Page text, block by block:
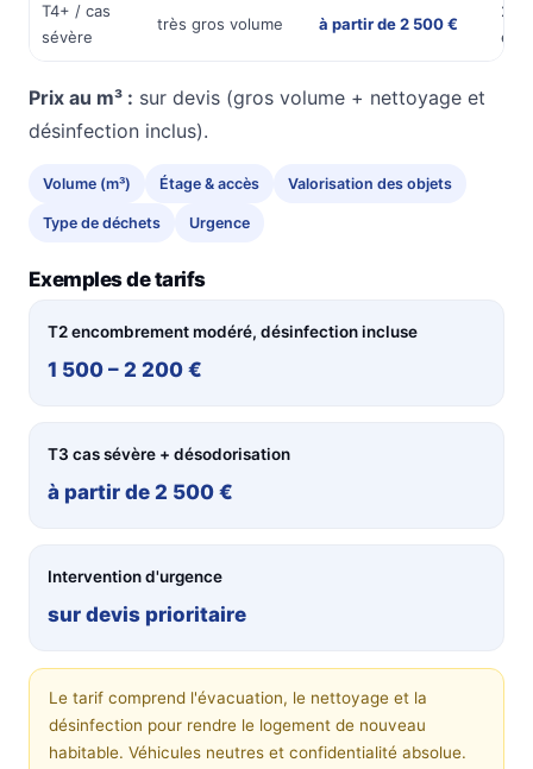
T4+ / cas
sévère
très gros volume à partir de 2 500 €
2
et +
Prix au m³ : sur devis (gros volume + nettoyage et
désinfection inclus).
Volume (m³) Étage & accès Valorisation des objets
Type de déchets Urgence
Exemples de tarifs
T2 encombrement modéré, désinfection incluse
1 500 – 2 200 €
T3 cas sévère + désodorisation
à partir de 2 500 €
Intervention d'urgence
sur devis prioritaire
Le tarif comprend l'évacuation, le nettoyage et la
désinfection pour rendre le logement de nouveau
habitable. Véhicules neutres et confidentialité absolue.